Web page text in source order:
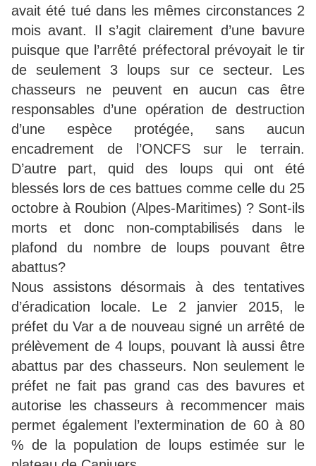
avait été tué dans les mêmes circonstances 2
mois avant. Il s’agit clairement d’une bavure
puisque que l’arrêté préfectoral prévoyait le tir
de seulement 3 loups sur ce secteur. Les
chasseurs ne peuvent en aucun cas être
responsables d’une opération de destruction
d’une espèce protégée, sans aucun
encadrement de l’ONCFS sur le terrain.
D’autre part, quid des loups qui ont été
blessés lors de ces battues comme celle du 25
octobre à Roubion (Alpes-Maritimes) ? Sont-ils
morts et donc non-comptabilisés dans le
plafond du nombre de loups pouvant être
abattus?
Nous assistons désormais à des tentatives
d’éradication locale. Le 2 janvier 2015, le
préfet du Var a de nouveau signé un arrêté de
prélèvement de 4 loups, pouvant là aussi être
abattus par des chasseurs. Non seulement le
préfet ne fait pas grand cas des bavures et
autorise les chasseurs à recommencer mais
permet également l’extermination de 60 à 80
% de la population de loups estimée sur le